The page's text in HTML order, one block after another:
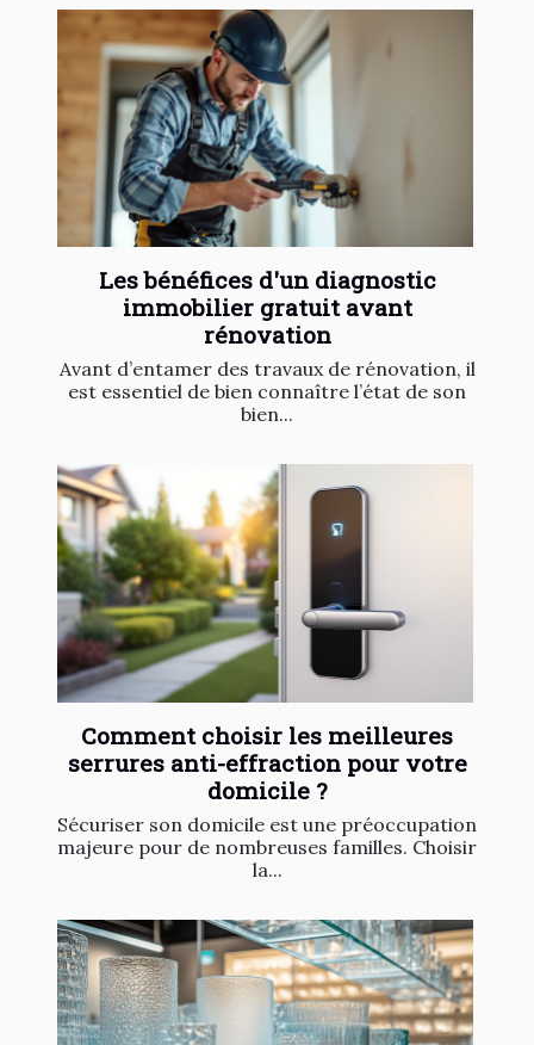
Les bénéfices d'un diagnostic
immobilier gratuit avant
rénovation
Avant d’entamer des travaux de rénovation, il
est essentiel de bien connaître l’état de son
bien...
Comment choisir les meilleures
serrures anti-effraction pour votre
domicile ?
Sécuriser son domicile est une préoccupation
majeure pour de nombreuses familles. Choisir
la...